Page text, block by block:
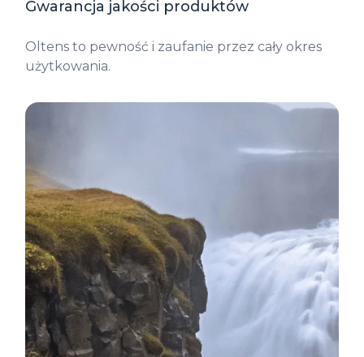
Gwarancja jakości produktów
Oltens to pewność i zaufanie przez cały okres
użytkowania.